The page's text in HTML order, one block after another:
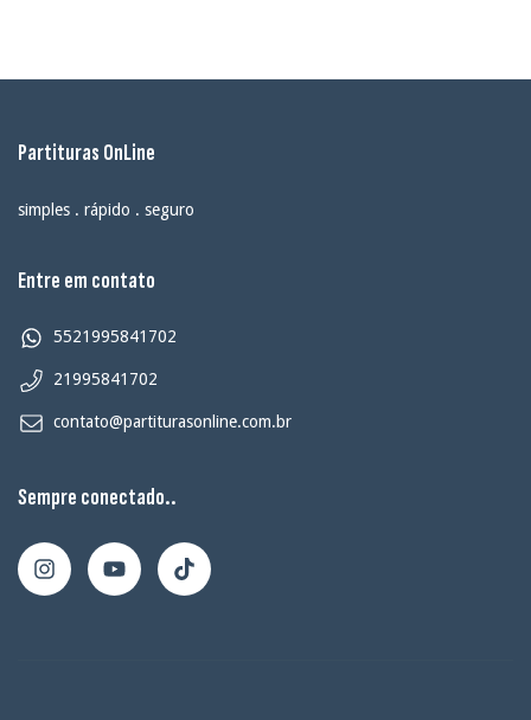
Partituras OnLine
simples . rápido . seguro
Entre em contato
5521995841702
21995841702
contato@partiturasonline.com.br
Sempre conectado..